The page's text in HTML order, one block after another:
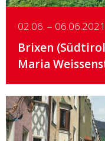
02.06. – 06.06.2021
Brixen
Maria